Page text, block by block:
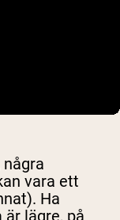
vara ett
Ha